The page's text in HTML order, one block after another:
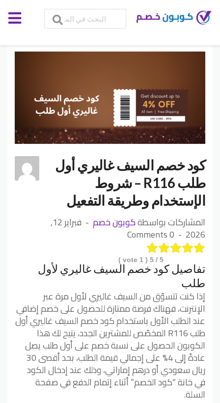
كود خصم السيف غاليري أول
طلب R116 – شروط
الإستخدام وطريقة التفعيل
المشاركات بواسطةكوبون خصم فبراير 12,
2026
0 Comments
5
/ 5 (
1
vote )
تفاصيل كود خصم السيف غاليري لأول
طلب
إذا كنت تتسوّق من السيف غاليري لأول مرة عبر
الإنترنت، فهناك فرصة ممتازة للحصول على خصم إضافي
عند الطلب الأول باستخدام كود خصم السيف غاليري أول
طلب R116 المخصّص للمشترين الجدد، يتيح لك هذا
الكوبون الحصول على نسبة خصم على أول طلب يصل
عادةً إلى 4% على إجمالي قيمة الطلب، بحد أقصى 30
ريال سعودي أو درهم إماراتي، وذلك عند إدخال الكود
في خانة “كود الخصم” أثناء إتمام الدفع في صفحة
السلة.